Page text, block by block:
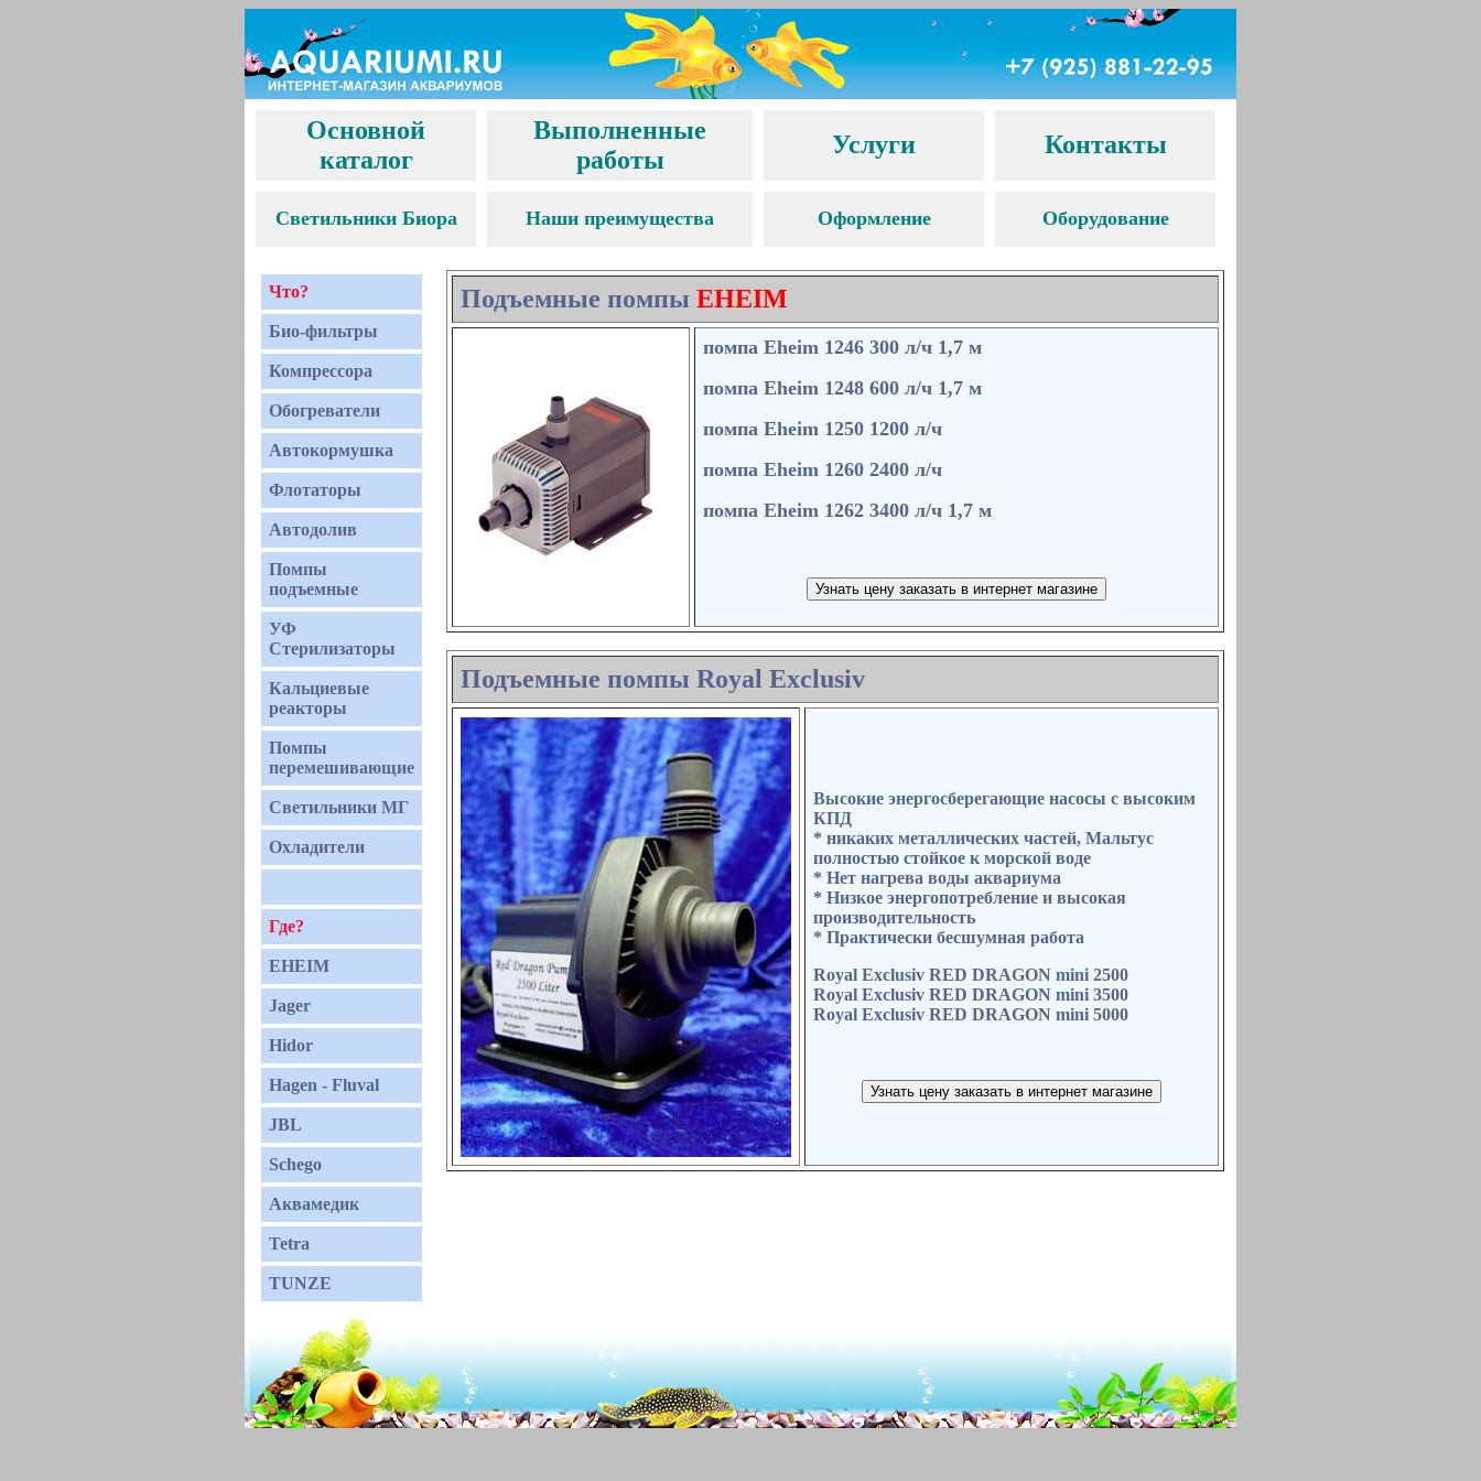
Основной
каталог
Выполненные
работы
Услуги Контакты
Светильники Биора Наши преимущества Оформление Оборудование
Что?
Био-фильтры
Компрессора
Обогреватели
Автокормушка
Флотаторы
Автодолив
Помпы
подъемные
УФ
Стерилизаторы
Кальциевые
реакторы
Помпы
перемешивающие
Светильники МГ
Охладители
Где?
EHEIM
Jager
Hidor
Hagen - Fluval
JBL
Schego
Аквамедик
Tetra
TUNZE
Подъемные помпы EHEIM
помпа Eheim 1246 300 л/ч 1,7 м
помпа Eheim 1248 600 л/ч 1,7 м
помпа Eheim 1250 1200 л/ч
помпа Eheim 1260 2400 л/ч
помпа Eheim 1262 3400 л/ч 1,7 м
Подъемные помпы Royal Exclusiv
Высокие энергосберегающие насосы с высоким
КПД
* никаких металлических частей, Мальтус
полностью стойкое к морской воде
* Нет нагрева воды аквариума
* Низкое энергопотребление и высокая
производительность
* Практически бесшумная работа
Royal Exclusiv RED DRAGON mini 2500
Royal Exclusiv RED DRAGON mini 3500
Royal Exclusiv RED DRAGON mini 5000